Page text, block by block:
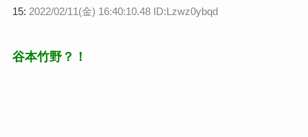
15: 2022/02/11(金) 16:40:10.48 ID:Lzwz0ybqd
谷本竹野？！